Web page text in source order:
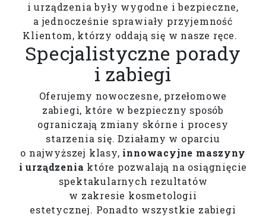
i urządzenia były wygodne i bezpieczne,
a jednocześnie sprawiały przyjemność
Klientom, którzy oddają się w nasze ręce.
Specjalistyczne porady
i zabiegi
Oferujemy nowoczesne, przełomowe
zabiegi, które w bezpieczny sposób
ograniczają zmiany skórne i procesy
starzenia się. Działamy w oparciu
o najwyższej klasy, innowacyjne maszyny
i urządzenia które pozwalają na osiągnięcie
spektakularnych rezultatów
w zakresie kosmetologii
estetycznej. Ponadto wszystkie zabiegi